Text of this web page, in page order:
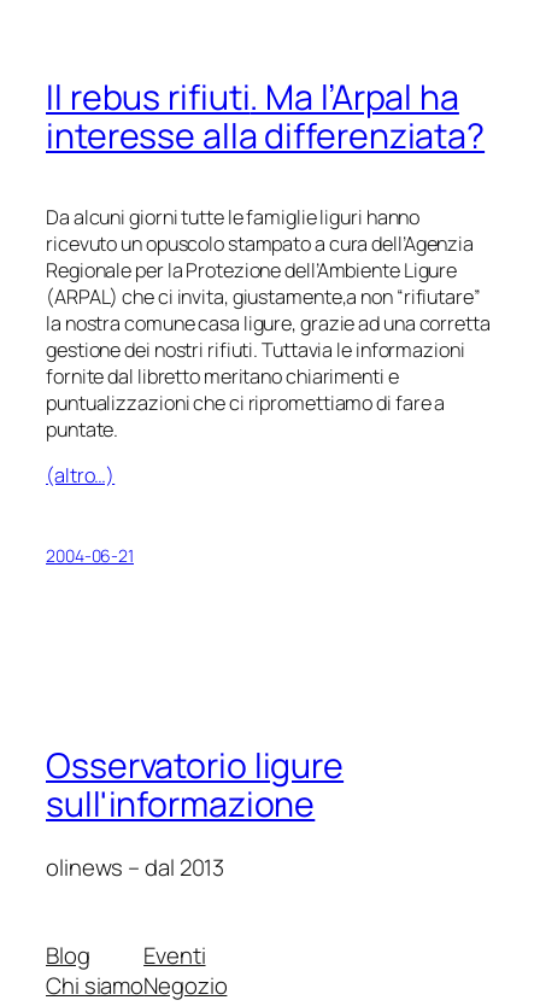
Il rebus rifiuti. Ma l’Arpal ha
interesse alla differenziata?
Da alcuni giorni tutte le famiglie liguri hanno
ricevuto un opuscolo stampato a cura dell’Agenzia
Regionale per la Protezione dell’Ambiente Ligure
(ARPAL) che ci invita, giustamente,a non “rifiutare”
la nostra comune casa ligure, grazie ad una corretta
gestione dei nostri rifiuti. Tuttavia le informazioni
fornite dal libretto meritano chiarimenti e
puntualizzazioni che ci ripromettiamo di fare a
puntate.
(altro…)
2004-06-21
Osservatorio ligure
sull'informazione
olinews – dal 2013
Blog
Chi siamo
Eventi
Negozio